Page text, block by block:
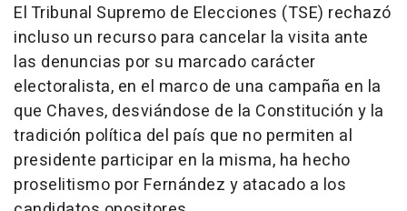
El Tribunal Supremo de Elecciones (TSE) rechazó
incluso un recurso para cancelar la visita ante
las denuncias por su marcado carácter
electoralista, en el marco de una campaña en la
que Chaves, desviándose de la Constitución y la
tradición política del país que no permiten al
presidente participar en la misma, ha hecho
proselitismo por Fernández y atacado a los